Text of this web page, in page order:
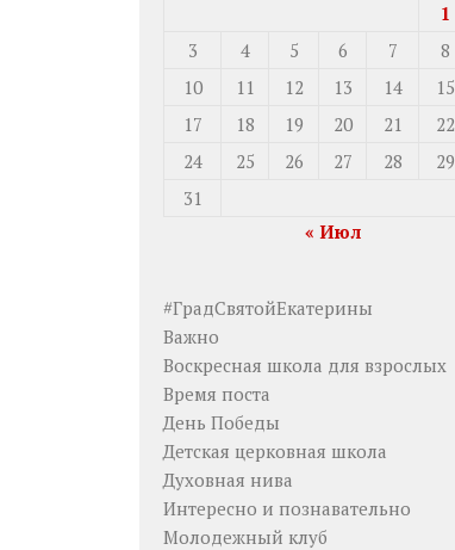
1
3
4 5 6 7 8
10
11 12 13 14 15
17
18 19 20 21 22
24
25 26 27 28 29
31
« Июл
#ГрадСвятойЕкатерины
Важно
Воскресная школа для взрослых
Время поста
День Победы
Детская церковная школа
Духовная нива
Интересно и познавательно
Молодежный клуб